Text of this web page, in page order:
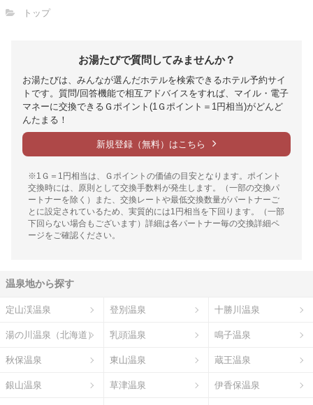
トップ
お湯たびで質問してみませんか？
お湯たびは、みんなが選んだホテルを検索できるホテル予約サイ
トです。質問/回答機能で相互アドバイスをすれば、マイル・電子
マネーに交換できるＧポイント(1Ｇポイント＝1円相当)がどんど
んたまる！
新規登録（無料）はこちら
※1Ｇ＝1円相当は、Ｇポイントの価値の目安となります。ポイント
交換時には、原則として交換手数料が発生します。（一部の交換パ
ートナーを除く）また、交換レートや最低交換数量がパートナーご
とに設定されているため、実質的には1円相当を下回ります。（一部
下回らない場合もございます）詳細は各パートナー毎の交換詳細ペ
ージをご確認ください。
温泉地から探す
定山渓温泉 登別温泉 十勝川温泉
湯の川温泉（北海道） 乳頭温泉 鳴子温泉
秋保温泉 東山温泉 蔵王温泉
銀山温泉 草津温泉 伊香保温泉